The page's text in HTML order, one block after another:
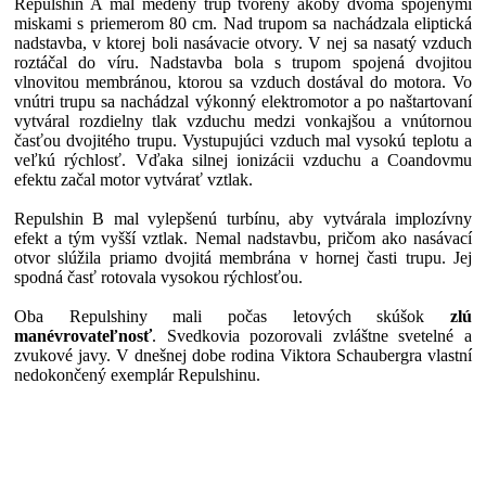
miskami s priemerom 80 cm. Nad trupom sa nachádzala eliptická
nadstavba, v ktorej boli nasávacie otvory. V nej sa nasatý vzduch
roztáčal do víru. Nadstavba bola s trupom spojená dvojitou
vlnovitou membránou, ktorou sa vzduch dostával do motora. Vo
vnútri trupu sa nachádzal výkonný elektromotor a po naštartovaní
vytváral rozdielny tlak vzduchu medzi vonkajšou a vnútornou
časťou dvojitého trupu. Vystupujúci vzduch mal vysokú teplotu a
veľkú rýchlosť. Vďaka silnej ionizácii vzduchu a Coandovmu
efektu začal motor vytvárať vztlak.
Repulshin B mal vylepšenú turbínu, aby vytvárala implozívny
efekt a tým vyšší vztlak. Nemal nadstavbu, pričom ako nasávací
otvor slúžila priamo dvojitá membrána v hornej časti trupu. Jej
spodná časť rotovala vysokou rýchlosťou.
Oba Repulshiny mali počas letových skúšok zlú
manévrovateľnosť. Svedkovia pozorovali zvláštne svetelné a
zvukové javy. V dnešnej dobe rodina Viktora Schaubergra vlastní
nedokončený exemplár Repulshinu.